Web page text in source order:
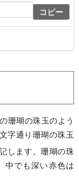
コピー
珊瑚の珠玉のよう
字通り珊瑚の珠玉
します。珊瑚の珠
中でも深い赤色は